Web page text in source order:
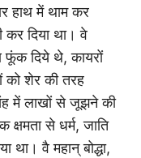
हाथ में थाम कर
कर दिया था। वे
फूंक दिये थे, कायरों
को शेर की तरह
में लाखों से जूझने की
से धर्म, जाति
था। वै महान् बोद्धा,